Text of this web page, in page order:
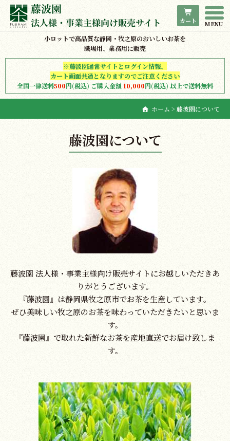
カート
ホーム
商品一覧
藤波園について
ご利用案内
サンプルについて
オリジナル商品OEM
(月〜土 8時〜18時)
小ロットで高品質な静岡・牧之原のおいしいお茶を
職場用、業務用に販売
※藤波園通常サイトとログイン情報、
カート画面共通となりますのでご注意ください
全国一律送料500円(税込) ご購入金額10,000円(税込) 以上で送料無料
ホーム > 藤波園について
藤波園について
藤波園 法人様・事業主様向け販売サイトにお越しいただきあ
りがとうございます。
『藤波園』は静岡県牧之原市でお茶を生産しています。
ぜひ美味しい牧之原のお茶を味わっていただきたいと思いま
す。
『藤波園』で取れた新鮮なお茶を産地直送でお届け致しま
す。